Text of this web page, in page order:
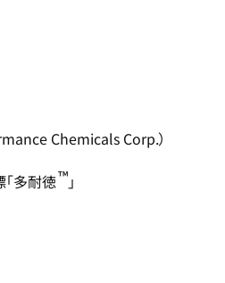
Chemicals Corp.）
「多耐徳™」